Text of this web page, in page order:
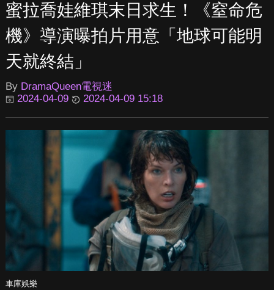
蜜拉喬娃維琪末日求生！《窒命危
機》導演曝拍片用意「地球可能明
天就終結」
By DramaQueen電視迷
2024-04-09
2024-04-09 15:18
車庫娛樂